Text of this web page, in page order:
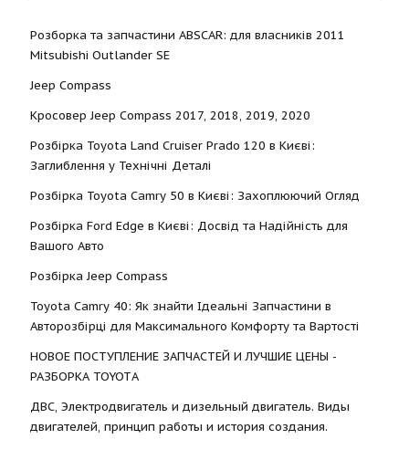
Розборка та запчастини ABSCAR: для власників 2011
Mitsubishi Outlander SE
Jeep Compass
Кросовер Jeep Compass 2017, 2018, 2019, 2020
Розбірка Toyota Land Cruiser Prado 120 в Києві:
Заглиблення у Технічні Деталі
Розбірка Toyota Camry 50 в Києві: Захоплюючий Огляд
Розбірка Ford Edge в Києві: Досвід та Надійність для
Вашого Авто
Розбірка Jeep Compass
Toyota Camry 40: Як знайти Ідеальні Запчастини в
Авторозбірці для Максимального Комфорту та Вартості
НОВОЕ ПОСТУПЛЕНИЕ ЗАПЧАСТЕЙ И ЛУЧШИЕ ЦЕНЫ -
РАЗБОРКА TOYOTА
ДВС, Электродвигатель и дизельный двигатель. Виды
двигателей, принцип работы и история создания.